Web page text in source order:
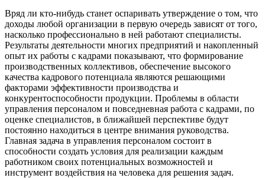
Вряд ли кто-нибудь станет оспаривать утверждение о том, что
доходы любой организации в первую очередь зависят от того,
насколько профессионально в ней работают специалисты.
Результаты деятельности многих предприятий и накопленный
опыт их работы с кадрами показывают, что формирование
производственных коллективов, обеспечение высокого
качества кадрового потенциала являются решающими
факторами эффективности производства и
конкурентоспособности продукции. Проблемы в области
управления персоналом и повседневная работа с кадрами, по
оценке специалистов, в ближайшей перспективе будут
постоянно находиться в центре внимания руководства.
Главная задача в управления персоналом состоит в
способности создать условия для реализации каждым
работником своих потенциальных возможностей и
инструмент воздействия на человека для решения задач.